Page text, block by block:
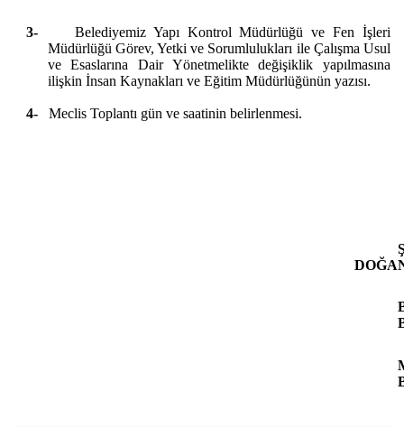
3-
Belediyemiz Yapı Kontrol Müdürlüğü ve Fen İşleri
Müdürlüğü Görev, Yetki ve Sorumlulukları ile Çalışma Usul
ve Esaslarına Dair Yönetmelikte değişiklik yapılmasına
ilişkin İnsan Kaynakları ve Eğitim Müdürlüğünün yazısı.
4- Meclis Toplantı gün ve saatinin belirlenmesi.